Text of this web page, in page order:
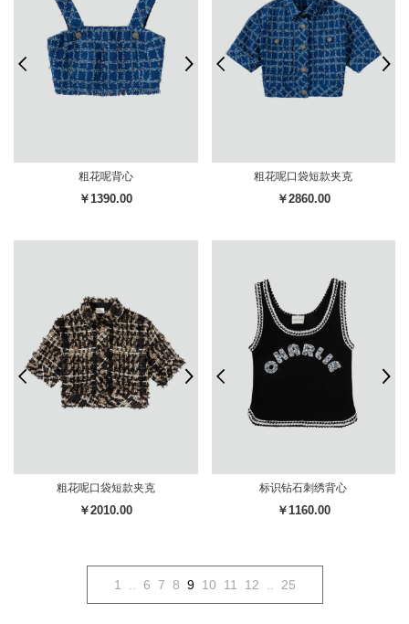
粗花呢背心
￥1390.00
粗花呢口袋短款夹克
￥2860.00
粗花呢口袋短款夹克
￥2010.00
标识钻石刺绣背心
￥1160.00
1 .. 6 7 8 9 10 11 12 .. 25